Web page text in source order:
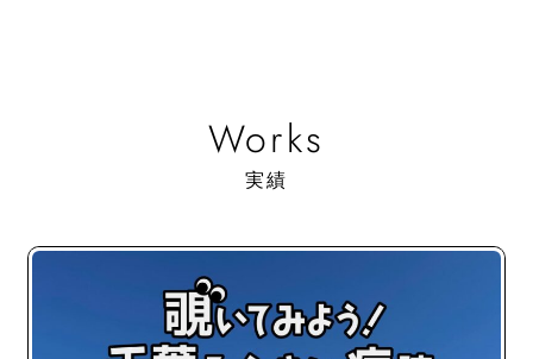
Works
実績